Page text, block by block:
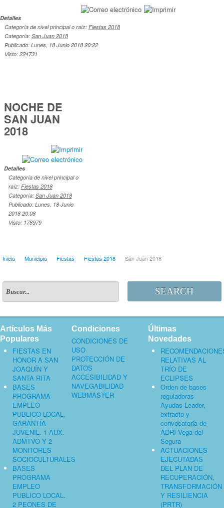
Detalles
Categoría de nivel principal o raíz: Fiestas 2018
Categoría: San Juan 2018
Publicado: Lunes, 18 Junio 2018 20:22
Visto: 224731
NOCHE DE
SAN JUAN
2018
Detalles
Categoría de nivel principal o
raíz: Fiestas 2018
Categoría: San Juan 2018
Publicado: Lunes, 18 Junio
2018 20:08
Visto: 178979
Inicio Municipio Fiestas Fiestas 2018 San Juan 2018
SEARCH
Artículos Más
Populares
FIESTAS EN
HONOR A SAN
JOAQUÍN Y
SANTA RITA
BASES
PROGRAMA
EMPLEO
PUBLICO LOCAL,
GARANTÍA
JUVENIL. 1 AUX.
ADMTVO Y 2
MONITORES
SOCIOCULTURALES
BASES
PROGRAMA
EMPLEO
PUBLICO LOCAL.
2 PEONES DE
Condiciones
CONDICIONES DE
USO
PROTECCIÓN DE
DATOS
ACCESIBILIDAD Y
NAVEGABILIDAD
WEBMASTER
Últimas
Novedades
RELATIVAS AL
TRÍO DE
ECLIPSES
Orden de bases
reguladoras
Ayudas Leader,
extracto y
convocatoria de
ADRI Vega del
Segura
ACTUACIONES
EJECUTADAS
DEL PLAN DE
RECUPERACIÓN,
TRANSFORMACIÓN
Y RESILIENCIA
(PRTR)